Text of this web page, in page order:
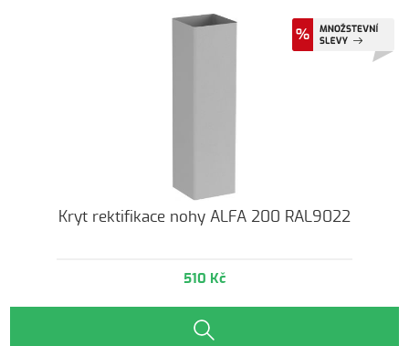
Kryt rektifikace nohy ALFA 200 RAL9022
510 Kč